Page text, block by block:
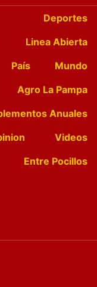
Deportes
Linea Abierta
País
Mundo
Agro La Pampa
Anuales
Videos
Entre Pocillos